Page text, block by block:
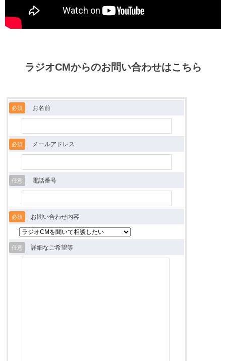
ラジオCMからのお問い合わせはこちら
必須 お名前
必須 メールアドレス
任意 電話番号
必須 お問い合わせ内容
任意 詳細なご希望等